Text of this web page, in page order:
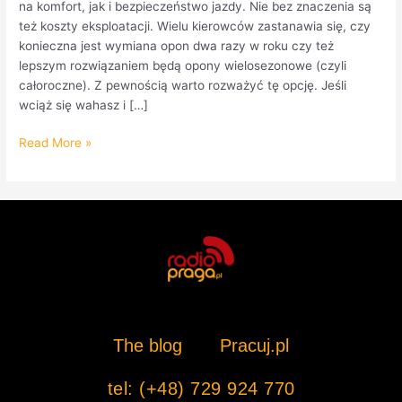
na komfort, jak i bezpieczeństwo jazdy. Nie bez znaczenia są
też koszty eksploatacji. Wielu kierowców zastanawia się, czy
konieczna jest wymiana opon dwa razy w roku czy też
lepszym rozwiązaniem będą opony wielosezonowe (czyli
całoroczne). Z pewnością warto rozważyć tę opcję. Jeśli
wciąż się wahasz i […]
Read More »
The blog Pracuj.pl
tel: (+48) 729 924 770